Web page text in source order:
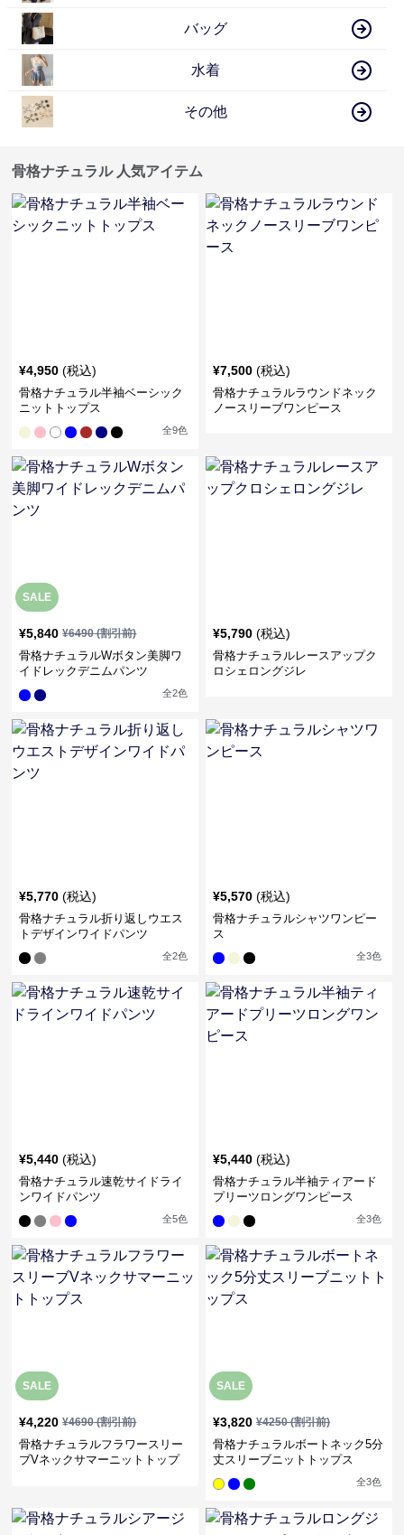
バッグ
水着
その他
骨格ナチュラル 人気アイテム
¥4,950 (税込)
骨格ナチュラル半袖ベーシック
ニットトップス
全9色
¥7,500 (税込)
骨格ナチュラルラウンドネック
ノースリーブワンピース
SALE
¥5,840 ¥6490(割引前)
骨格ナチュラルWボタン美脚ワ
イドレックデニムパンツ
全2色
¥5,790 (税込)
骨格ナチュラルレースアップク
ロシェロングジレ
¥5,770 (税込)
骨格ナチュラル折り返しウエス
トデザインワイドパンツ
全2色
¥5,570 (税込)
骨格ナチュラルシャツワンピー
ス
全3色
¥5,440 (税込)
骨格ナチュラル速乾サイドライ
ンワイドパンツ
全5色
¥5,440 (税込)
骨格ナチュラル半袖ティアード
プリーツロングワンピース
全3色
SALE
¥4,220 ¥4690(割引前)
骨格ナチュラルフラワースリー
ブVネックサマーニットトップ
SALE
¥3,820 ¥4250(割引前)
骨格ナチュラルボートネック5分
丈スリーブニットトップス
全3色